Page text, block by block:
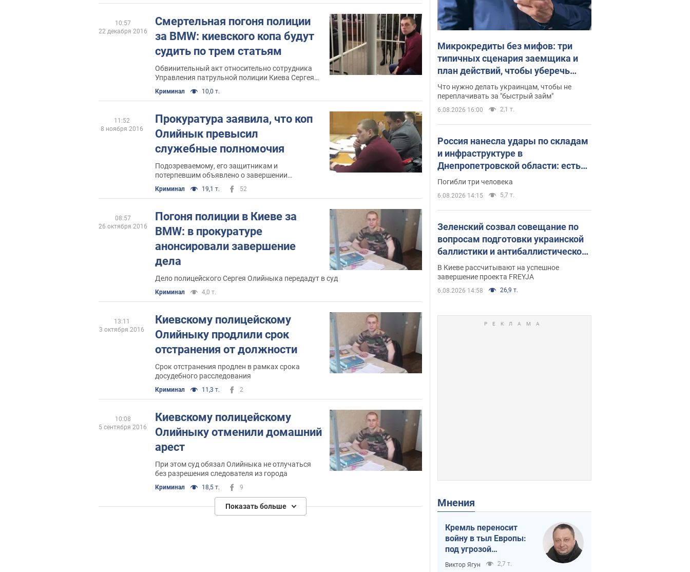
Смертельная погоня полиции
за BMW: киевского копа будут
судить по трем статьям
Обвинительный акт относительно сотрудника
Управления патрульной полиции Киева Сергея
Криминал 10,0 т.
10:57
22 декабря 2016
Прокуратура заявила, что коп
Олийнык превысил
служебные полномочия
Подозреваемому, его защитникам и
потерпевшим объявлено о завершении
досудебного расследования
Криминал 19,1 т. 52
11:52
8 ноября 2016
Погоня полиции в Киеве за
BMW: в прокуратуре
анонсировали завершение
дела
Дело полицейского Сергея Олийныка передадут в суд
Криминал 4,0 т.
08:57
26 октября 2016
Киевскому полицейскому
Олийныку продлили срок
отстранения от должности
Срок отстранения продлен в рамках срока
досудебного расследования
Криминал 11,3 т. 2
13:11
3 октября 2016
Киевскому полицейскому
Олийныку отменили домашний
арест
При этом суд обязал Олийныка не отлучаться
без разрешения следователя из города
Криминал 18,5 т. 9
10:08
5 сентября 2016
Показать больше
Микрокредиты без мифов: три
типичных сценария заемщика и
план действий, чтобы уберечь
свои деньги
Что нужно делать украинцам, чтобы не
переплачивать за "быстрый займ"
6.08.2026 16:00 2,1 т.
Россия нанесла удары по складам
и инфраструктуре в
Днепропетровской области: есть
погибшие и раненые. Фото
Погибли три человека
6.08.2026 14:15 5,7 т.
Зеленский созвал совещание по
вопросам подготовки украинской
баллистики и антибаллистической
программы FREYJA: какие
решения готовятся
В Киеве рассчитывают на успешное
завершение проекта FREYJA
6.08.2026 14:58 26,9 т.
Мнения
Кремль переносит
войну в тыл Европы:
под угрозой
критическая
Виктор Ягун 2,7 т.